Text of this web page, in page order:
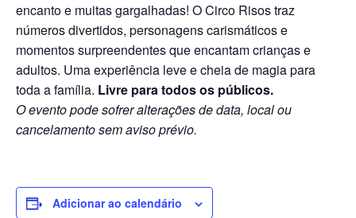
encanto e muitas gargalhadas! O Circo Risos traz
números divertidos, personagens carismáticos e
momentos surpreendentes que encantam crianças e
adultos. Uma experiência leve e cheia de magia para
toda a família. Livre para todos os públicos.
O evento pode sofrer alterações de data, local ou
cancelamento sem aviso prévio.
Adicionar ao calendário